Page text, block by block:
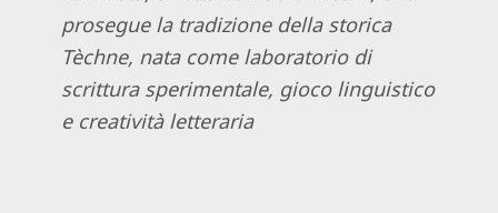
prosegue la tradizione della storica
Tèchne, nata come laboratorio di
scrittura sperimentale, gioco linguistico
e creatività letteraria